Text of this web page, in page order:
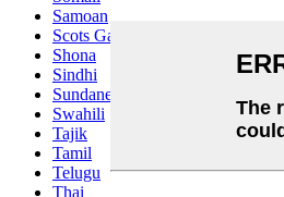
Samoan
Scots Gaelic
Shona
Sindhi
Sundanese
Swahili
Tajik
Tamil
Telugu
Thai